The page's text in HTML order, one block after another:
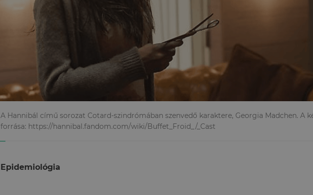
A Hannibál című sorozat Cotard-szindrómában szenvedő karaktere, Georgia Madchen. A
forrása: https://hannibal.fandom.com/wiki/Buffet_Froid_/_Cast
Epidemiológia